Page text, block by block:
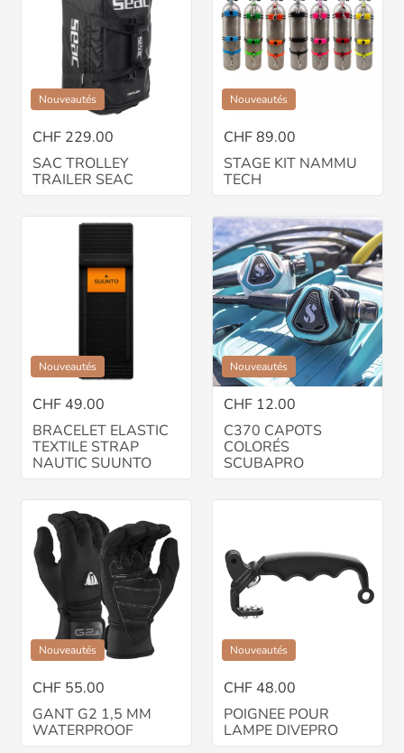
Nouveautés
CHF 229.00
SAC TROLLEY
TRAILER SEAC
Nouveautés
CHF 89.00
STAGE KIT NAMMU
TECH
Nouveautés
CHF 49.00
BRACELET ELASTIC
TEXTILE STRAP
NAUTIC SUUNTO
Nouveautés
CHF 12.00
C370 CAPOTS
COLORÉS
SCUBAPRO
Nouveautés
CHF 55.00
GANT G2 1,5 MM
WATERPROOF
Nouveautés
CHF 48.00
POIGNEE POUR
LAMPE DIVEPRO